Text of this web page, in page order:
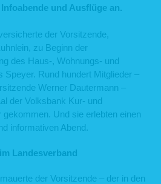
und Ausflüge an.
der Vorsitzende,
zu Beginn der
des Haus-, Wohnungs- und
Speyer. Rund hundert Mitglieder –
Werner Dautermann –
der Volksbank Kur- und
Und sie erlebten einen
informativen Abend.
Landesverband
der Vorsitzende – der in den